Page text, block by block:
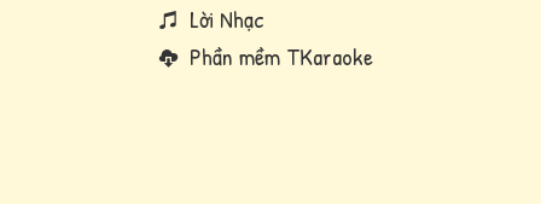
Lời Nhạc
Phần mềm TKaraoke